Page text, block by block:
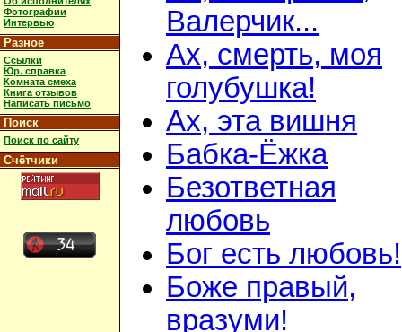
Фотографии
Интервью
Разное
Ссылки
Юр. справка
Комната смеха
Книга отзывов
Написать письмо
Поиск
Поиск по сайту
Счётчики
Валерчик...
Ах, смерть, моя
голубушка!
Ах, эта вишня
Бабка-Ёжка
Безответная
любовь
Бог есть любовь!
Боже правый,
вразуми!